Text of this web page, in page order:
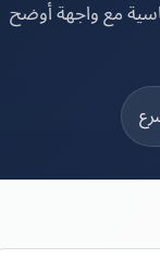
واجهة أوضح